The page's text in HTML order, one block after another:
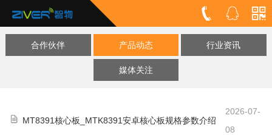
合作伙伴 产品动态 行业资讯
媒体关注
MT8391核心板_MTK8391安卓核心板规格参数介绍
2026-07-
08